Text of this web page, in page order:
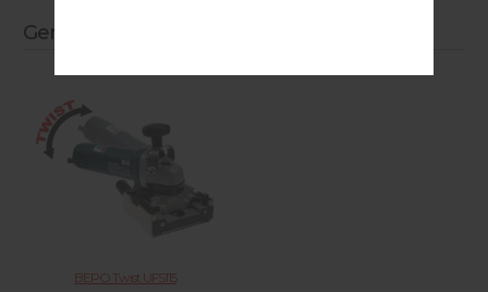
Gerelateerde producten
BEPO Twist UFS115